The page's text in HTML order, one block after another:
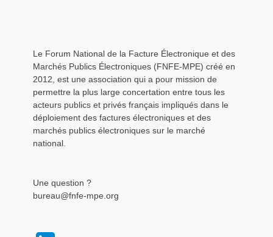
Le Forum National de la Facture Électronique et des
Marchés Publics Électroniques (FNFE-MPE) créé en
2012, est une association qui a pour mission de
permettre la plus large concertation entre tous les
acteurs publics et privés français impliqués dans le
déploiement des factures électroniques et des
marchés publics électroniques sur le marché
national.
Une question ?
bureau@fnfe-mpe.org